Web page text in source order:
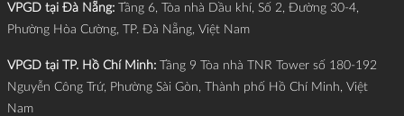
VPGD tại Đà Nẵng: Tầng 6, Tòa nhà Dầu khí, Số 2, Đường 30-4,
Phường Hòa Cường, TP. Đà Nẵng, Việt Nam
VPGD tại TP. Hồ Chí Minh:
Tầng 9 Tòa nhà TNR Tower số 180-192
Nguyễn Công Trứ, Phường Sài Gòn, Thành phố Hồ Chí Minh, Việt
Nam